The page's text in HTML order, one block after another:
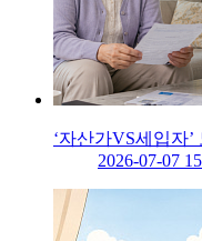
‘자산가VS세입자
2026-07-07